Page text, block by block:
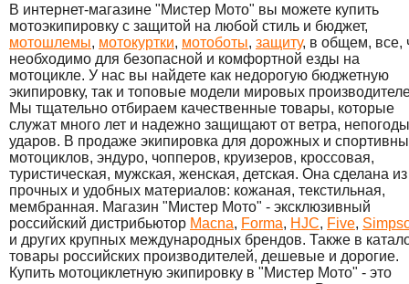
В интернет-магазине "Мистер Мото" вы можете купить
мотоэкипировку с защитой на любой стиль и бюджет,
мотошлемы, мотокуртки, мотоботы, защиту, в общем, все,
необходимо для безопасной и комфортной езды на
мотоцикле. У нас вы найдете как недорогую бюджетную
экипировку, так и топовые модели мировых
Мы тщательно отбираем качественные товары, которые
служат много лет и надежно защищают от ветра,
ударов. В продаже экипировка для дорожных и
мотоциклов, эндуро, чопперов, круизеров, кроссовая,
туристическая, мужская, женская, детская. Она сделана из
прочных и удобных материалов: кожаная, текстильная,
мембранная. Магазин "Мистер Мото" - эксклюзивный
российский дистрибьютор Macna, Forma, HJC, Five,
и других крупных международных брендов. Также в
товары российских производителей, дешевые и дорогие.
Купить мотоциклетную экипировку в "Мистер Мото" - это